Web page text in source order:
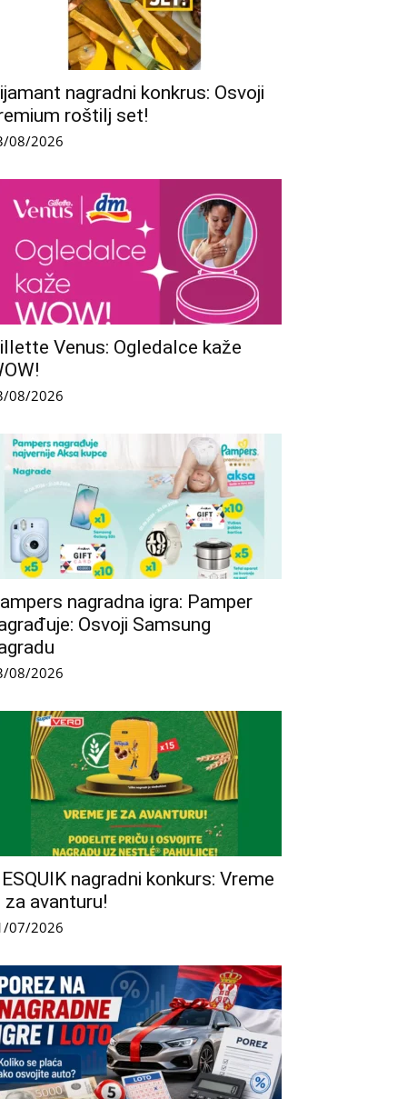
nagradni konkrus: Osvoji
roštilj set!
08/2026
Venus: Ogledalce kaže
08/2026
nagradna igra: Pamper
Osvoji Samsung
08/2026
nagradni konkurs: Vreme
za avanturu!
07/2026